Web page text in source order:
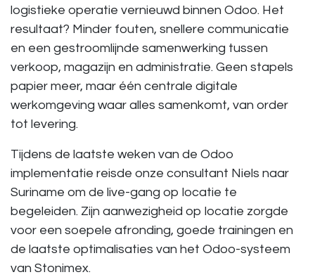
logistieke operatie vernieuwd binnen Odoo. Het
resultaat? Minder fouten, snellere communicatie
en een gestroomlijnde samenwerking tussen
verkoop, magazijn en administratie. Geen stapels
papier meer, maar één centrale digitale
werkomgeving waar alles samenkomt, van order
tot levering.
Tijdens de laatste weken van de Odoo
implementatie reisde onze consultant Niels naar
Suriname om de live-gang op locatie te
begeleiden. Zijn aanwezigheid op locatie zorgde
voor een soepele afronding, goede trainingen en
de laatste optimalisaties van het Odoo-systeem
van Stonimex.